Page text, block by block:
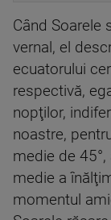
Când Soarele
vernal, el
ecuatorului
respectivă,
nopţilor,
noastre,
medie de
medie a
momentul